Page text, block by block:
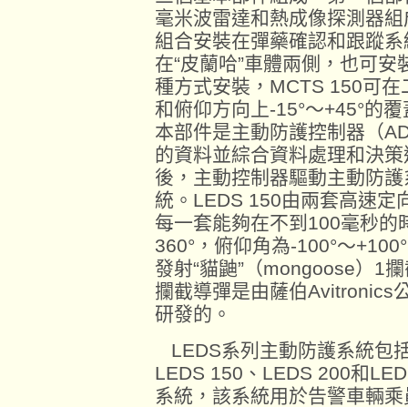
毫米波雷達和熱成像探測器
組合安裝在彈藥確認和跟蹤
在“皮蘭哈”車體兩側，也可
種方式安裝，MCTS 150可
和俯仰方向上-15°～+45°的
本部件是主動防護控制器（
的資料並綜合資料處理和決
後，主動控制器驅動主動防
統。LEDS 150由兩套高速定
每一套能夠在不到100毫秒的
360°，俯仰角為-100°～
發射“貓鼬”（mongoose）1
攔截導彈是由薩伯Avitronics
研發的。
LEDS系列主動防護系統包
LEDS 150、LEDS 200和
系統，該系統用於告警車輛